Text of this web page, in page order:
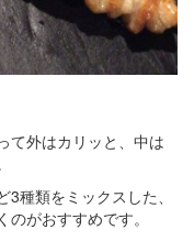
て外はカリッと、中は
種類をミックスした、
がおすすめです。